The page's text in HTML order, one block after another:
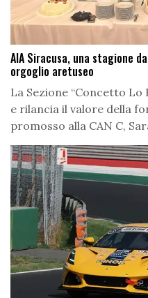
AIA Siracusa, una stagione
orgoglio aretuseo
La Sezione “Concetto Lo
e rilancia il valore della
promosso alla CAN C,